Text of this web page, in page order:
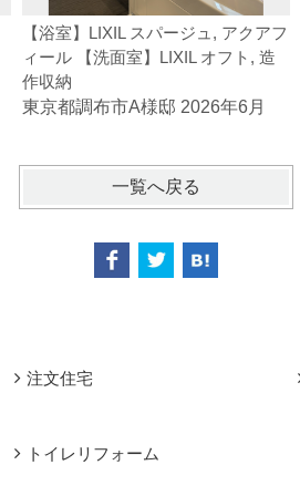
【浴室】LIXIL スパージュ, アクアフ
ィール 【洗面室】LIXIL オフト, 造
作収納
東京都調布市A様邸 2026年6月
一覧へ戻る
注文住宅
トイレリフォーム